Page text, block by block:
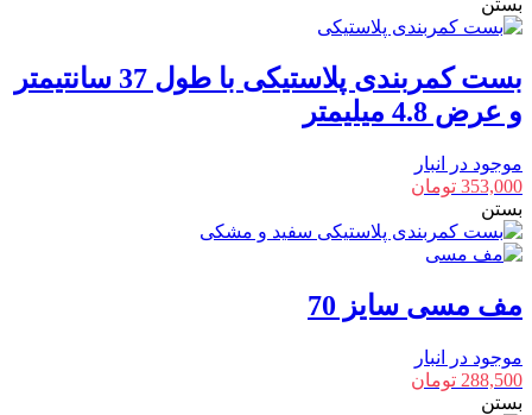
بستن
بست کمربندی پلاستیکی با طول 37 سانتیمتر
و عرض 4.8 میلیمتر
موجود در انبار
353,000 تومان
بستن
مف مسی سایز 70
موجود در انبار
288,500 تومان
بستن